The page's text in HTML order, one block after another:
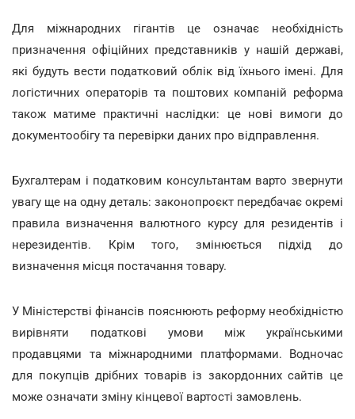
Для міжнародних гігантів це означає необхідність
призначення офіційних представників у нашій державі,
які будуть вести податковий облік від їхнього імені. Для
логістичних операторів та поштових компаній реформа
також матиме практичні наслідки: це нові вимоги до
документообігу та перевірки даних про відправлення.
Бухгалтерам і податковим консультантам варто звернути
увагу ще на одну деталь: законопроєкт передбачає окремі
правила визначення валютного курсу для резидентів і
нерезидентів. Крім того, змінюється підхід до
визначення місця постачання товару.
У Міністерстві фінансів пояснюють реформу необхідністю
вирівняти податкові умови між українськими
продавцями та міжнародними платформами. Водночас
для покупців дрібних товарів із закордонних сайтів це
може означати зміну кінцевої вартості замовлень.